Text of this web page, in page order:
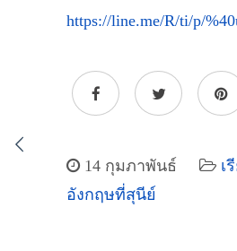
https://line.me/R/ti/p/
14 กุมภาพันธ์
เ
อังกฤษที่สุนีย์